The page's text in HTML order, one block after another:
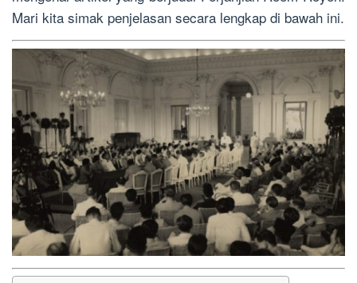
Mari kita simak penjelasan secara lengkap di bawah ini.